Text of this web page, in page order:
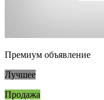
Премиум объявление
Лучшее
Продажа